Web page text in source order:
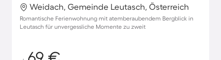
Weidach, Gemeinde Leutasch, Österreich
Romantische Ferienwohnung mit atemberaubendem Bergblick in
Leutasch für unvergessliche Momente zu zweit